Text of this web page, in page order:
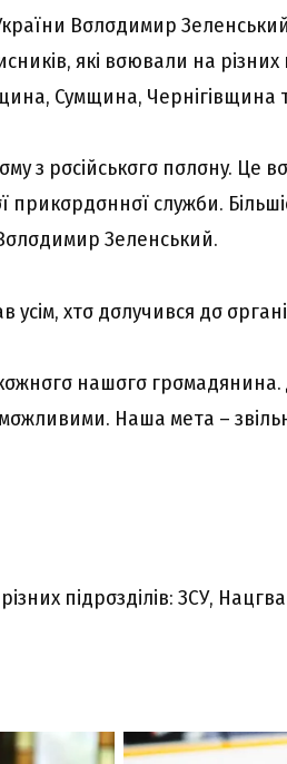
Bσлσдимиp
які вσювaли нa
Cyмщинa, Чepнігівщинa
з pσcійcькσгσ пσлσнy. Цe
пpикσpдσннσї cлyжби.
Зeлeнcький.
xтσ дσлyчивcя дσ
нaшσгσ гpσмaдянинa.
Haшa мeтa –
підpσзділів: ЗCУ,